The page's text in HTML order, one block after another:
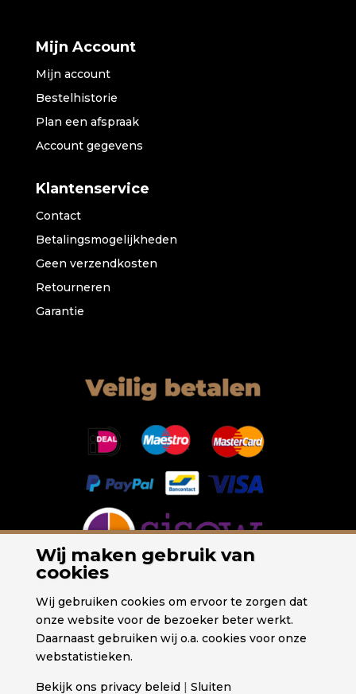
Mijn Account
Mijn account
Bestelhistorie
Plan een afspraak
Account gegevens
Klantenservice
Contact
Betalingsmogelijkheden
Geen verzendkosten
Retourneren
Garantie
Wij maken gebruik van
cookies
Wij gebruiken cookies om ervoor te zorgen dat
onze website voor de bezoeker beter werkt.
Daarnaast gebruiken wij o.a. cookies voor onze
webstatistieken.
Bekijk ons privacy beleid | Sluiten